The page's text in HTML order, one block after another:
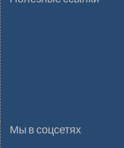
Мы в соцсетях